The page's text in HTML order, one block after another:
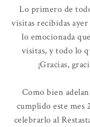
Lo primero de
visitas recibidas ayer
lo emocionada
visitas, y todo lo
¡Gracias,
Como bien
cumplido este mes
celebrarlo al